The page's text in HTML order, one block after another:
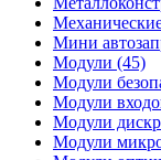
Мини
Модули (45)
Модули
Модули
Модули
Модули